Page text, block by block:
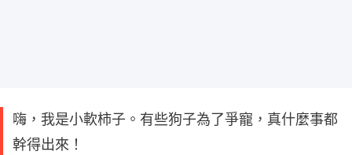
嗨，我是小軟柿子。有些狗子為了爭寵，真什麼事都
幹得出來！